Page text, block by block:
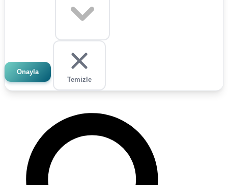
Onayla
Temizle